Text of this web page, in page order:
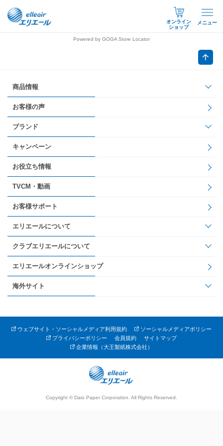
オンライン
ショップ
メニュー
Powered by GOGA Store Locator
商品情報
お客様の声
ブランド
キャンペーン
お役立ち情報
TVCM・動画
お客様サポート
エリエールについて
クラブエリエールについて
エリエールオンラインショップ
海外サイト
ウェブサイト・ソーシャルメディア利用規約
ソーシャルメディアポリシー
プライバシーポリシー
会員規約
サイトマップ
企業情報（大王製紙株式会社）
Copyright © Daio Paper Corporation. All Rights Reserved.